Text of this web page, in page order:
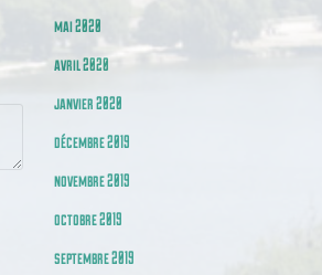
mai 2020
avril 2020
janvier 2020
décembre 2019
novembre 2019
octobre 2019
septembre 2019